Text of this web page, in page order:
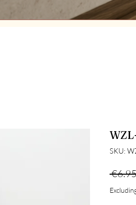
SKU: